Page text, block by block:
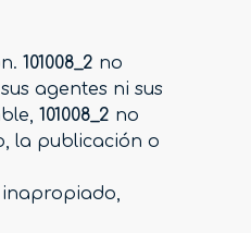
101008_2 no
agentes ni sus
101008_2 no
la publicación o
inapropiado,